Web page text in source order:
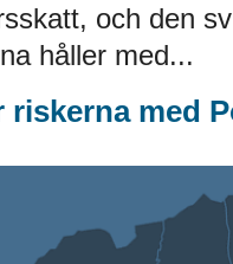
och den
håller med...
riskerna med